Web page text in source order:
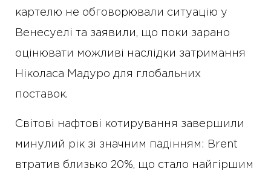
картелю не обговорювали ситуацію у
Венесуелі та заявили, що поки зарано
оцінювати можливі наслідки затримання
Ніколаса Мадуро для глобальних
поставок.
Світові нафтові котирування завершили
минулий рік зі значним падінням: Brent
втратив близько 20%, що стало найгіршим